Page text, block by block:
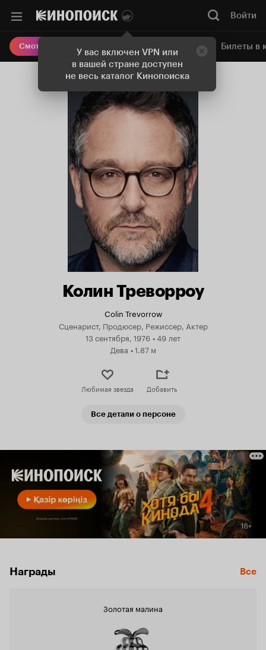
У вас включен VPN или
в вашей стране доступен
не весь каталог Кинопоиска
Войти
Смотреть кино Онлайн-кинотеатр Билеты в
Колин Треворроу
Colin Trevorrow
Сценарист, Продюсер, Режиссер, Актер
13 сентября, 1976 •49 лет
Дева •1.87 м
Любимая звезда Добавить
Все детали о персоне
Награды Все
Золотая малина